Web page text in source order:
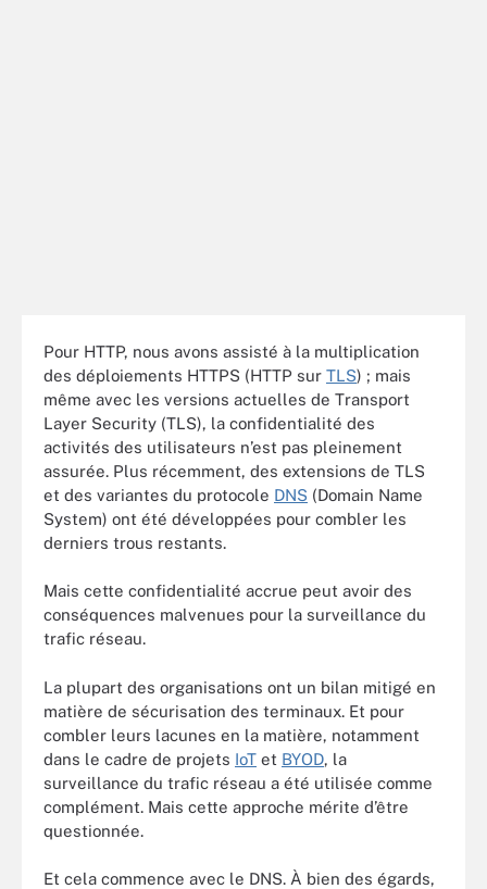
Pour HTTP, nous avons assisté à la multiplication
des déploiements HTTPS (HTTP sur TLS) ; mais
même avec les versions actuelles de Transport
Layer Security (TLS), la confidentialité des
activités des utilisateurs n’est pas pleinement
assurée. Plus récemment, des extensions de TLS
et des variantes du protocole DNS (Domain Name
System) ont été développées pour combler les
derniers trous restants.
Mais cette confidentialité accrue peut avoir des
conséquences malvenues pour la surveillance du
trafic réseau.
La plupart des organisations ont un bilan mitigé en
matière de sécurisation des terminaux. Et pour
combler leurs lacunes en la matière, notamment
dans le cadre de projets IoT et BYOD, la
surveillance du trafic réseau a été utilisée comme
complément. Mais cette approche mérite d’être
questionnée.
Et cela commence avec le DNS. À bien des égards,